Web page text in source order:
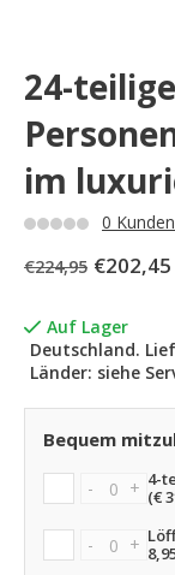
24-
im
0
€224,95 €202,45
Auf Lager
Deutschland.
Länder: siehe
Bequem
- + 4-
(€
- +